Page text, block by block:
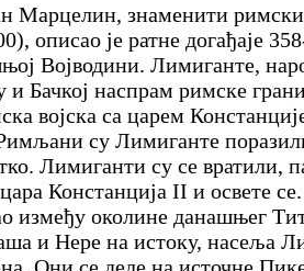
Марцелин, знаменити
описао је ратне догађаје
Војводини. Лимиганте,
и Бачкој наспрам римске
војска са царем
су Лимиганте
Лимиганти су се вратили,
Констанција II и освете
између околине данашњег
и Нере на истоку, насеља
Они се деле на источне